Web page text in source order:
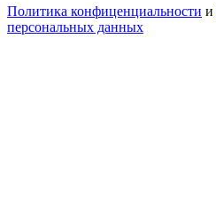
Политика конфиценциальности и
персональных данных